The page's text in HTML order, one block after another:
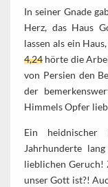
In seiner Gnade
Herz, das Haus
lassen als ein
4,24 hörte die
von Persien den
der
Himmels Opfer
Ein heidnischer
Jahrhunderte
lieblichen Geruch!
unser Gott ist?!